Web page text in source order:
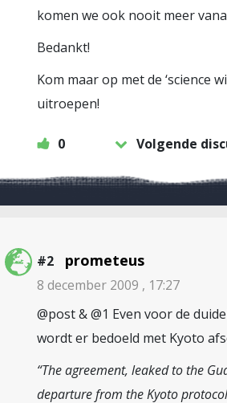
komen we ook nooit meer
Bedankt!
Kom maar op met de ‘science
uitroepen!
0 Volgende
#2 prometeus
8 december 2009 , 17:27
@post & @1 Even voor de
wordt er bedoeld met Kyoto
“The agreement, leaked to the
departure from the Kyoto